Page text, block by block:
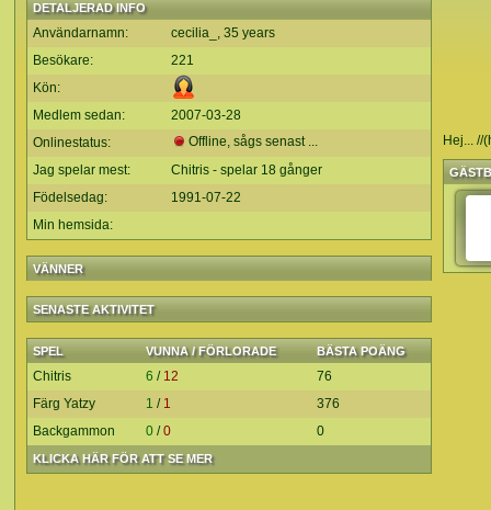
DETALJERAD INFO
Användarnamn:
cecilia_, 35 years
Besökare:
221
Kön:
Medlem sedan:
2007-03-28
Onlinestatus:
Offline, sågs senast ...
Jag spelar mest:
Chitris - spelar 18 gånger
Födelsedag:
1991-07-22
Min hemsida:
VÄNNER
SENASTE AKTIVITET
SPEL VUNNA / FÖRLORADE BÄSTA POÄNG
KLICKA HÄR FÖR ATT SE MER
Chitris 6 / 12
76
Färg Yatzy
1 / 1
376
Backgammon
0 /0 0
Hej... //